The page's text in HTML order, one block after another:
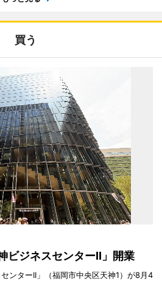
買う
ビジネスセンターII」開業
ンターII」（福岡市中央区天神1）が8月4